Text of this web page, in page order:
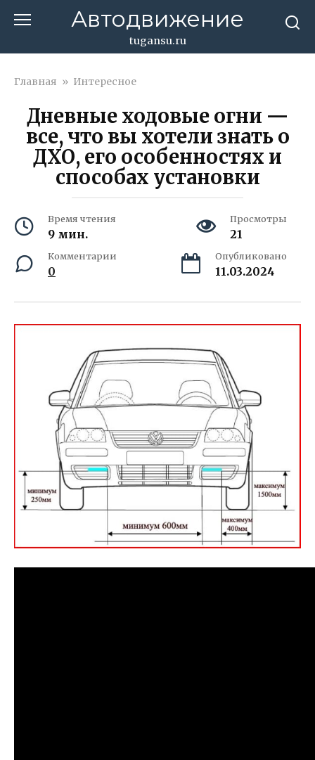
Автодвижение
tugansu.ru
Главная » Интересное
Дневные ходовые огни —
все, что вы хотели знать о
ДХО, его особенностях и
способах установки
Время чтения
9 мин.
Просмотры
21
Комментарии
0
Опубликовано
11.03.2024